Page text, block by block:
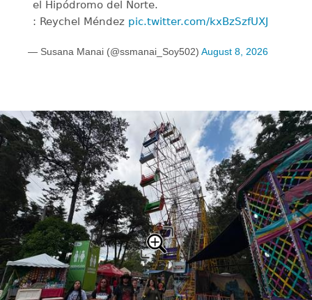
el Hipódromo del Norte.
: Reychel Méndez pic.twitter.com/kxBzSzfUXJ
— Susana Manai (@ssmanai_Soy502) August 8, 2026